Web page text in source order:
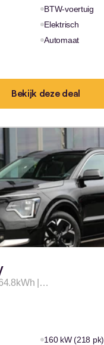
BTW-voertuig
Elektrisch
Automaat
Bekijk deze deal
|…
160 kW (218 pk)